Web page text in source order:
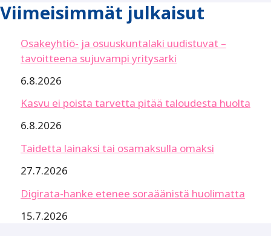
Viimeisimmät julkaisut
Osakeyhtiö- ja osuuskuntalaki uudistuvat –
tavoitteena sujuvampi yritysarki
6.8.2026
Kasvu ei poista tarvetta pitää taloudesta huolta
6.8.2026
Taidetta lainaksi tai osamaksulla omaksi
27.7.2026
Digirata-hanke etenee soraäänistä huolimatta
15.7.2026